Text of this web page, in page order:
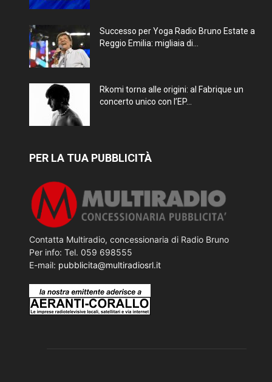
Successo per Yoga Radio Bruno Estate a
Reggio Emilia: migliaia di...
Rkomi torna alle origini: al Fabrique un
concerto unico con l’EP...
PER LA TUA PUBBLICITÀ
Contatta Multiradio, concessionaria di Radio Bruno
Per info: Tel. 059 698555
E-mail: pubblicita@multiradiosrl.it